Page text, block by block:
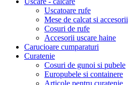
Uscatoare rufe
Mese de calcat si accesorii
Cosuri de rufe
Accesorii uscare haine
Carucioare cumparaturi
Curatenie
Cosuri de gunoi si pubele
Europubele si containere
Articole pentru curatenie